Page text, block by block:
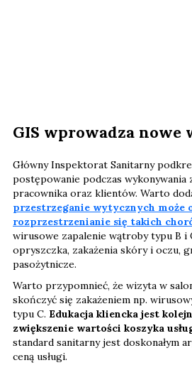
GIS wprowadza nowe
Główny Inspektorat Sanitarny
postępowanie podczas
pracownika oraz klientów. Warto
przestrzeganie wytycznych może
rozprzestrzenianie się takich
wirusowe zapalenie wątroby typu B i
opryszczka, zakażenia skóry i oczu,
pasożytnicze.
Warto przypomnieć, że wizyta w
skończyć się zakażeniem np.
typu C. Edukacja kliencka jest
zwiększenie wartości koszyka
standard sanitarny jest doskonałym
ceną usługi.